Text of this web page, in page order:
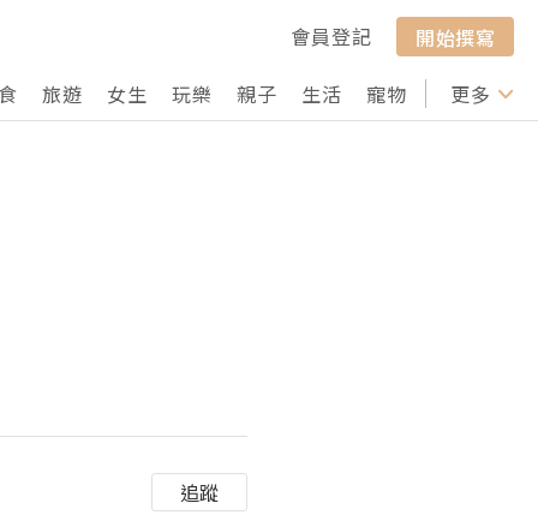
會員登記
開始撰寫
旅遊 女生 玩樂 親子 生活 寵物 行山 打卡
更多
追蹤